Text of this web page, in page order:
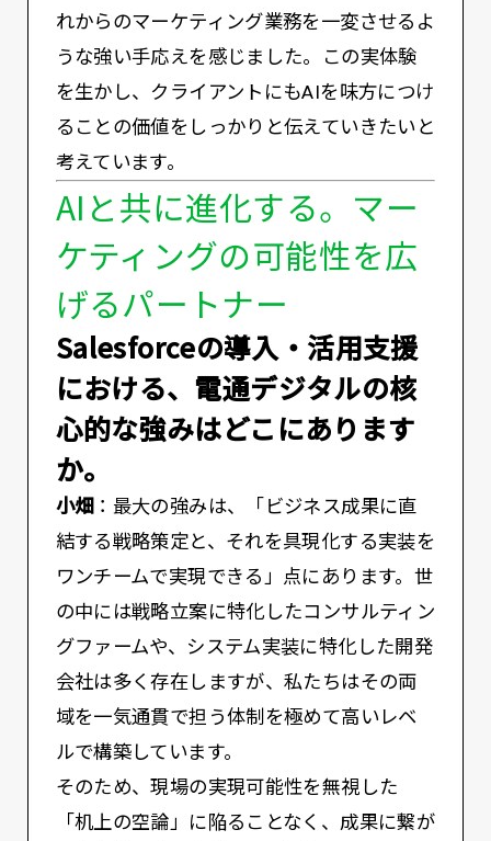
れからのマーケティング業務を一変させるよ
うな強い手応えを感じました。この実体験
を生かし、クライアントにもAIを味方につけ
ることの価値をしっかりと伝えていきたいと
考えています。
AIと共に進化する。マー
ケティングの可能性を広
げるパートナー
――Salesforceの導入・活用支援
における、電通デジタルの核
心的な強みはどこにあります
か。
小畑 ：最大の強みは、「ビジネス成果に直
結する戦略策定と、それを具現化する実装を
ワンチームで実現できる」点にあります。世
の中には戦略立案に特化したコンサルティン
グファームや、システム実装に特化した開発
会社は多く存在しますが、私たちはその両
域を一気通貫で担う体制を極めて高いレベ
ルで構築しています。
そのため、現場の実現可能性を無視した
「机上の空論」に陥ることなく、成果に繋が